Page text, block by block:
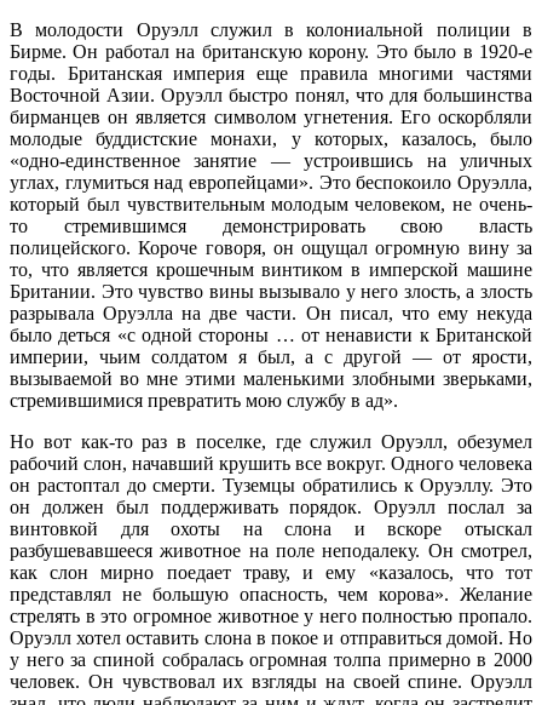
В молодости Оруэлл служил в колониальной полиции в
Бирме. Он работал на британскую корону. Это было в 1920-е
годы. Британская империя еще правила многими частями
Восточной Азии. Оруэлл быстро понял, что для большинства
бирманцев он является символом угнетения. Его оскорбляли
молодые буддистские монахи, у которых, казалось, было
«одно-единственное занятие — устроившись на уличных
углах, глумиться над европейцами». Это беспокоило Оруэлла,
который был чувствительным молодым человеком, не очень-
то стремившимся демонстрировать свою власть
полицейского. Короче говоря, он ощущал огромную вину за
то, что является крошечным винтиком в имперской машине
Британии. Это чувство вины вызывало у него злость, а злость
разрывала Оруэлла на две части. Он писал, что ему некуда
было деться «с одной стороны … от ненависти к Британской
империи, чьим солдатом я был, а с другой — от ярости,
вызываемой во мне этими маленькими злобными зверьками,
стремившимися превратить мою службу в ад».
Но вот как-то раз в поселке, где служил Оруэлл, обезумел
рабочий слон, начавший крушить все вокруг. Одного человека
он растоптал до смерти. Туземцы обратились к Оруэллу. Это
он должен был поддерживать порядок. Оруэлл послал за
винтовкой для охоты на слона и вскоре отыскал
разбушевавшееся животное на поле неподалеку. Он смотрел,
как слон мирно поедает траву, и ему «казалось, что тот
представлял не большую опасность, чем корова». Желание
стрелять в это огромное животное у него полностью пропало.
Оруэлл хотел оставить слона в покое и отправиться домой. Но
у него за спиной собралась огромная толпа примерно в 2000
человек. Он чувствовал их взгляды на своей спине. Оруэлл